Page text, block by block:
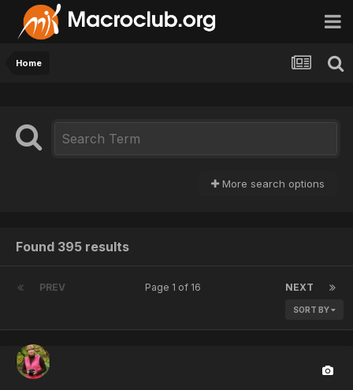
Home
More search options
Found 395 results
PREV NEXT
Page 1 of 16
SORT BY